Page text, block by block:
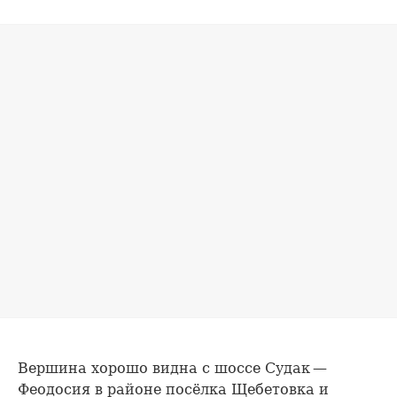
Вершина хорошо видна с шоссе Судак —
Феодосия в районе посёлка Щебетовка и